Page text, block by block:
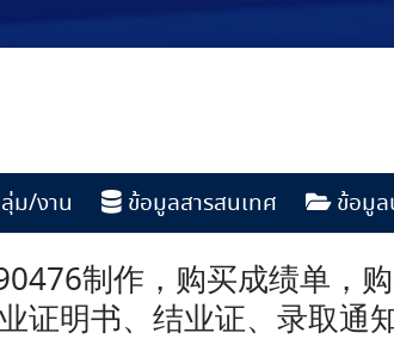
ม/งาน ข้อมูลสารสนเทศ ข้อมูล
制作，购买成绩单，
证明书、结业证、录取通